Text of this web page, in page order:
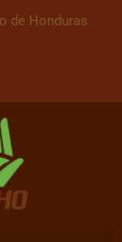
de Honduras